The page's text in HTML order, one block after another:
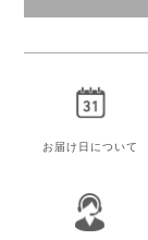
お届け日 について